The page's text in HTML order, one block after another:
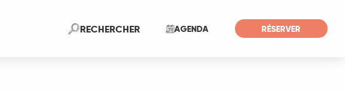
AGENDA RÉSERVER
RECHERCHERRecherche